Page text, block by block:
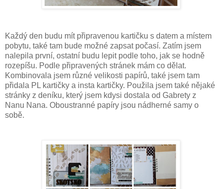
Každý den budu mít připravenou kartičku s datem a místem
pobytu, také tam bude možné zapsat počasí. Zatím jsem
nalepila první, ostatní budu lepit podle toho, jak se hodně
rozepíšu. Podle připravených stránek mám co dělat.
Kombinovala jsem různé velikosti papírů, také jsem tam
přidala PL kartičky a insta kartičky. Použila jsem také nějaké
stránky z deníku, který jsem kdysi dostala od Gabrety z
Nanu Nana. Oboustranné papíry jsou nádherné samy o
sobě.